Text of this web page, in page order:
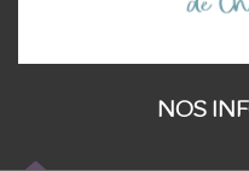
NOS